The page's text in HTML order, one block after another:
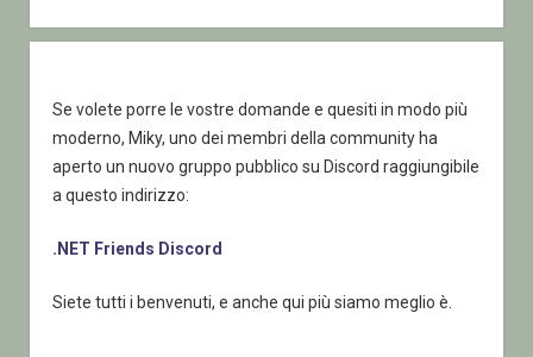
Se volete porre le vostre domande e quesiti in modo più
moderno, Miky, uno dei membri della community ha
aperto un nuovo gruppo pubblico su Discord raggiungibile
a questo indirizzo:
.NET Friends Discord
Siete tutti i benvenuti, e anche qui più siamo meglio è.